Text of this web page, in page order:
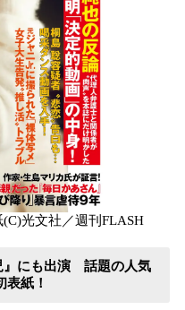
(C)光文社／週刊FLASH
にも出演 話題の人気
紙！